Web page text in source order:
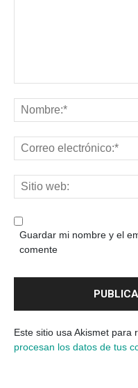
Guardar mi nombre y el
comente
Este sitio usa Akismet para
procesan los datos de tus